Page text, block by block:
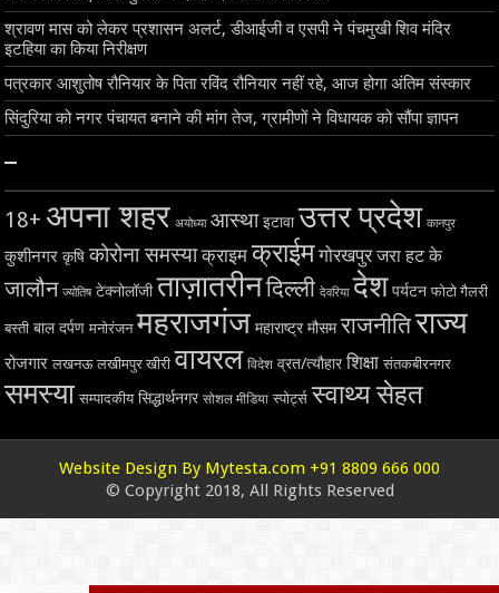
श्रावण मास को लेकर प्रशासन अलर्ट, डीआईजी व एसपी ने पंचमुखी शिव मंदिर
इटहिया का किया निरीक्षण
पत्रकार आशुतोष रौनियार के पिता रविंद रौनियार नहीं रहे, आज होगा अंतिम संस्कार
सिंदुरिया को नगर पंचायत बनाने की मांग तेज, ग्रामीणों ने विधायक को सौंपा ज्ञापन
–
18+ अपना शहर अयोध्या आस्था इटावा उत्तर प्रदेश कानपुर
कुशीनगर कृषि कोरोना समस्या क्राइम क्राईम गोरखपुर जरा हट के
जालौन ज्योतिष टेक्नोलॉजी ताज़ातरीनदिल्ली देवरिया देश पर्यटन फोटो गैलरी
बस्ती बाल दर्पण मनोरंजन महराजगंज महाराष्ट्र मौसम राजनीतिराज्य
रोजगार लखनऊ लखीमपुर खीरी वायरल विदेश व्रत/त्यौहार शिक्षा संतकबीरनगर
समस्या सम्पादकीय सिद्धार्थनगर सोशल मीडिया स्पोर्ट्स स्वाथ्य सेहत
Website Design By Mytesta.com +91 8809 666 000
© Copyright 2018, All Rights Reserved